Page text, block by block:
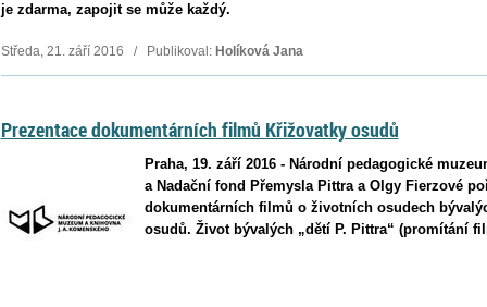
je zdarma, zapojit se může každý.
Středa, 21. září 2016 / Publikoval: Holíková Jana
Prezentace dokumentárních filmů Křižovatky osudů
Praha, 19. září 2016 - Národní pedagogické
a Nadační fond Přemysla Pittra a Olgy Fierzové
dokumentárních filmů o životních osudech
osudů. Život bývalých „dětí P. Pittra“ (promítání